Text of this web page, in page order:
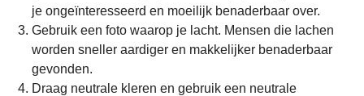
je ongeïnteresseerd en moeilijk benaderbaar over.
Gebruik een foto waarop je lacht. Mensen die lachen
worden sneller aardiger en makkelijker benaderbaar
gevonden.
Draag neutrale kleren en gebruik een neutrale